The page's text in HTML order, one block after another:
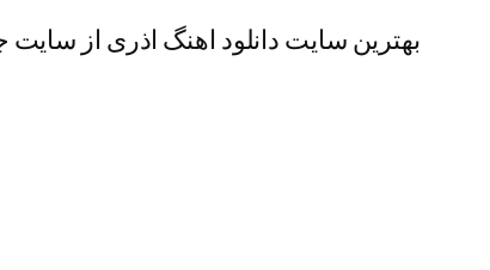
بهترین سایت دانلود اهنگ اذری از